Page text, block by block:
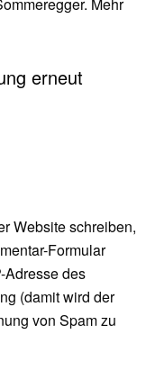
Mehr
erneut
Website schreiben,
Formular
Adresse des
(damit wird der
von Spam zu